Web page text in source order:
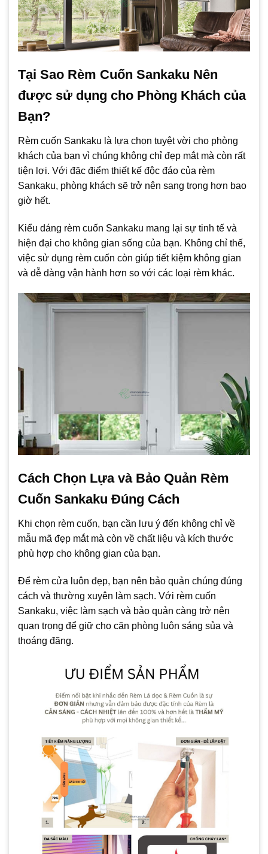
Tại Sao Rèm Cuốn Sankaku Nên
được sử dụng cho Phòng Khách của
Bạn?
Rèm cuốn Sankaku là lựa chọn tuyệt vời cho phòng
khách của bạn vì chúng không chỉ đẹp mắt mà còn rất
tiện lợi. Với đặc điểm thiết kế độc đáo của rèm
Sankaku, phòng khách sẽ trở nên sang trọng hơn bao
giờ hết.
Kiểu dáng rèm cuốn Sankaku mang lại sự tinh tế và
hiện đại cho không gian sống của bạn. Không chỉ thế,
việc sử dụng rèm cuốn còn giúp tiết kiệm không gian
và dễ dàng vận hành hơn so với các loại rèm khác.
Cách Chọn Lựa và Bảo Quản Rèm
Cuốn Sankaku Đúng Cách
Khi chọn rèm cuốn, bạn cần lưu ý đến không chỉ về
mẫu mã đẹp mắt mà còn về chất liệu và kích thước
phù hợp cho không gian của bạn.
Để rèm cửa luôn đẹp, bạn nên bảo quản chúng đúng
cách và thường xuyên làm sạch. Với rèm cuốn
Sankaku, việc làm sạch và bảo quản càng trở nên
quan trọng để giữ cho căn phòng luôn sáng sủa và
thoáng đãng.